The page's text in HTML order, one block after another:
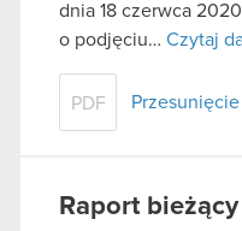
dnia 18 czerwca
o podjęciu… Czytaj
PDF
Raport